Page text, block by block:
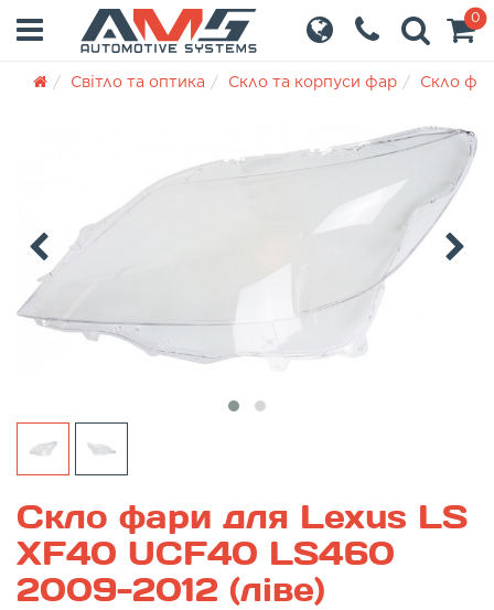
0
Світло та оптика Скло та корпуси фар Скло
Скло фари для Lexus LS
XF40 UCF40 LS460
2009-2012 (ліве)